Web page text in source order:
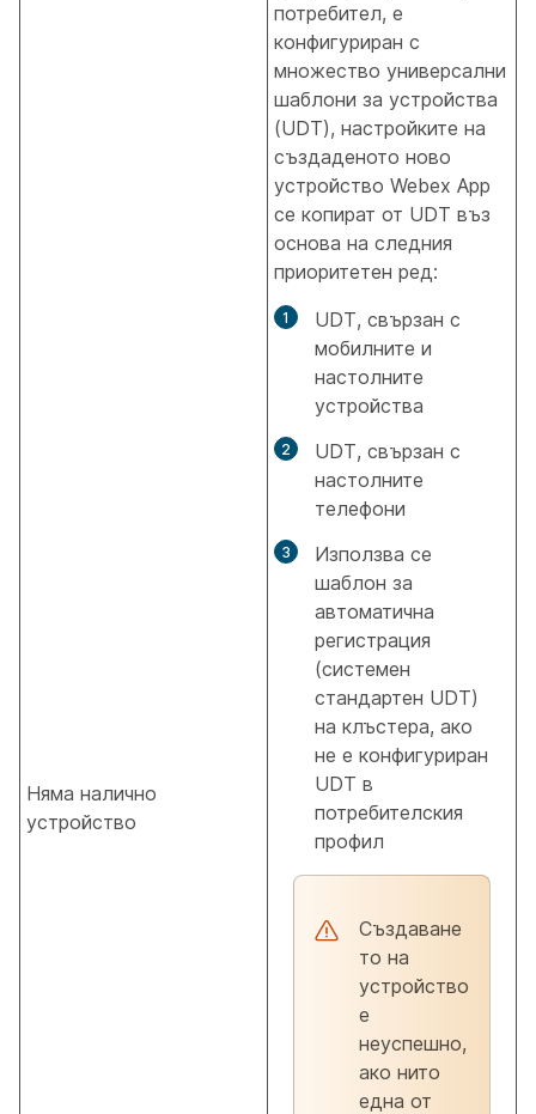
Няма налично
устройство
потребител, е
конфигуриран с
множество универсални
шаблони за устройства
(UDT), настройките на
създаденото ново
устройство Webex App
се копират от UDT въз
основа на следния
приоритетен ред:
UDT, свързан с
мобилните и
настолните
устройства
UDT, свързан с
настолните
телефони
Използва се
шаблон за
автоматична
регистрация
(системен
стандартен UDT)
на клъстера, ако
не е конфигуриран
UDT в
потребителския
профил
Създаване
то на
устройство
е
неуспешно,
ако нито
една от